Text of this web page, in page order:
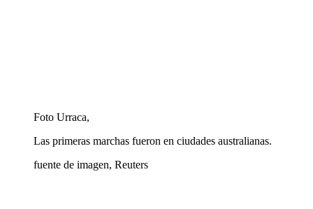
Foto Urraca,
Las primeras marchas fueron en ciudades australianas.
fuente de imagen, Reuters